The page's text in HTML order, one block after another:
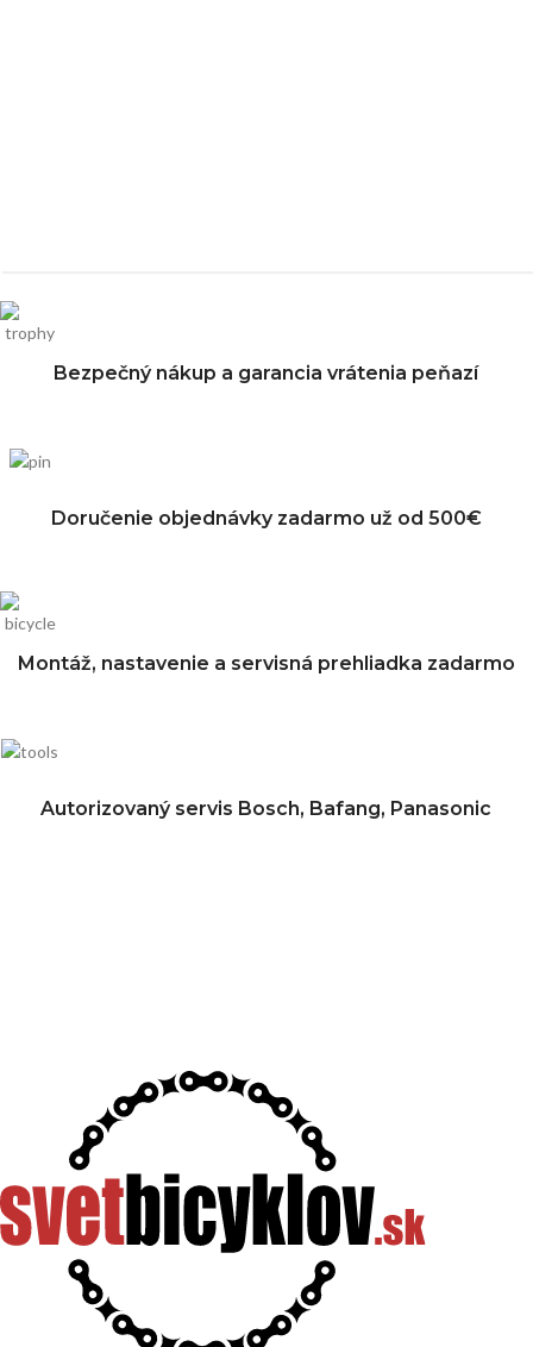
Autorizovaný servis Bosch, Bafang, Panasonic
Montáž, nastavenie a servisná prehliadka zadarmo
Doručenie objednávky zadarmo už od 500€
Bezpečný nákup a garancia vrátenia peňazí